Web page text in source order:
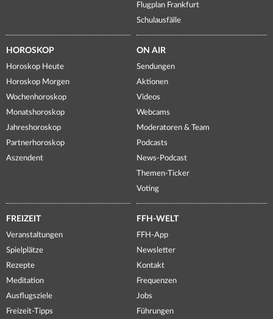
Flugplan Frankfurt
Schulausfälle
HOROSKOP
Horoskop Heute
Horoskop Morgen
Wochenhoroskop
Monatshoroskop
Jahreshoroskop
Partnerhoroskop
Aszendent
ON AIR
Sendungen
Aktionen
Videos
Webcams
Moderatoren & Team
Podcasts
News-Podcast
Themen-Ticker
Voting
FREIZEIT
Veranstaltungen
Spielplätze
Rezepte
Meditation
Ausflugsziele
Freizeit-Tipps
FFH-WELT
FFH-App
Newsletter
Kontakt
Frequenzen
Jobs
Führungen